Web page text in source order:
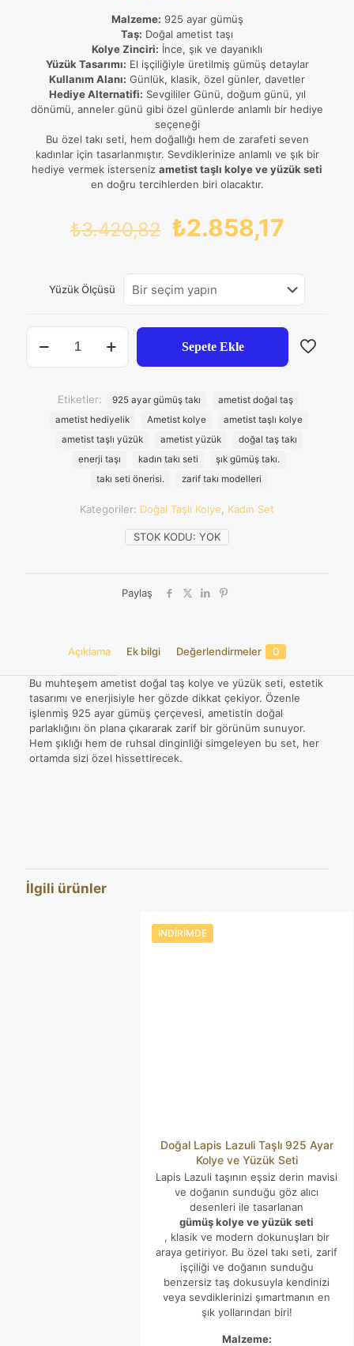
Malzeme: 925 ayar gümüş
Taş: Doğal ametist taşı
Kolye Zinciri: İnce, şık ve dayanıklı
Yüzük Tasarımı: El işçiliğiyle üretilmiş gümüş detaylar
Kullanım Alanı: Günlük, klasik, özel günler, davetler
Hediye Alternatifi: Sevgililer Günü, doğum günü, yıl
dönümü, anneler günü gibi özel günlerde anlamlı bir hediye
seçeneği
Bu özel takı seti, hem doğallığı hem de zarafeti seven
kadınlar için tasarlanmıştır. Sevdiklerinize anlamlı ve şık bir
hediye vermek isterseniz ametist taşlı kolye ve yüzük seti
en doğru tercihlerden biri olacaktır.
₺3.420,82 Orijinal
₺3.420,82.
₺2.858,17Şu
fiyat:
Yüzük Ölçüsü
Doğal
Sepete Ekle
STOK KODU: YOK
Kategoriler: Doğal Taşlı Kolye Kadın Set
Etiketler: 925 ayar gümüş takı
ametist doğal taş
ametist hediyelik
Ametist kolye
ametist taşlı kolye
ametist taşlı yüzük
ametist yüzük
doğal taş takı
enerji taşı
kadın takı seti
şık gümüş takı.
takı seti önerisi.
zarif takı modelleri
Paylaş
Açıklama Ek bilgi Değerlendirmeler 0
Bu muhteşem ametist doğal taş kolye ve yüzük seti, estetik
tasarımı ve enerjisiyle her gözde dikkat çekiyor. Özenle
işlenmiş 925 ayar gümüş çerçevesi, ametistin doğal
parlaklığını ön plana çıkararak zarif bir görünüm sunuyor.
Hem şıklığı hem de ruhsal dinginliği simgeleyen bu set, her
ortamda sizi özel hissettirecek.
Yüzük Seti” için yorum yapan ilk kişi
siz olun
E-posta adresiniz yayınlanmayacak. Gerekli alanlar
Daha sonraki yorumlarımda kullanılması için adım, e-posta
adresim ve site adresim bu tarayıcıya kaydedilsin.
İlgili ürünler
İNDIRIMDE
Doğal Lapis Lazuli Taşlı 925 Ayar
Kolye ve Yüzük Seti
Lapis Lazuli taşının eşsiz derin mavisi
ve doğanın sunduğu göz alıcı
desenleri ile tasarlanan
gümüş kolye ve yüzük seti
, klasik ve modern dokunuşları bir
araya getiriyor. Bu özel takı seti, zarif
işçiliği ve doğanın sunduğu
benzersiz taş dokusuyla kendinizi
veya sevdiklerinizi şımartmanın en
şık yollarından biri!
Malzeme: